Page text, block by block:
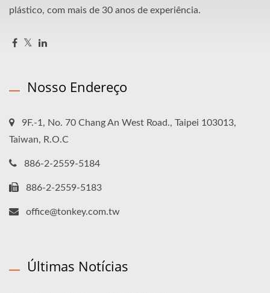
plástico, com mais de 30 anos de experiência.
Nosso Endereço
9F.-1, No. 70 Chang An West Road., Taipei 103013,
Taiwan, R.O.C
886-2-2559-5184
886-2-2559-5183
office@tonkey.com.tw
Últimas Notícias